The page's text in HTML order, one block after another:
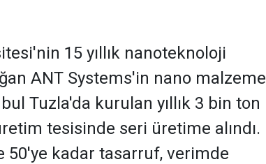
15 yıllık nanoteknoloji
ANT Systems'in nano malzeme
Tuzla'da kurulan yıllık 3 bin ton
tesisinde seri üretime alındı.
50'ye kadar tasarruf, verimde